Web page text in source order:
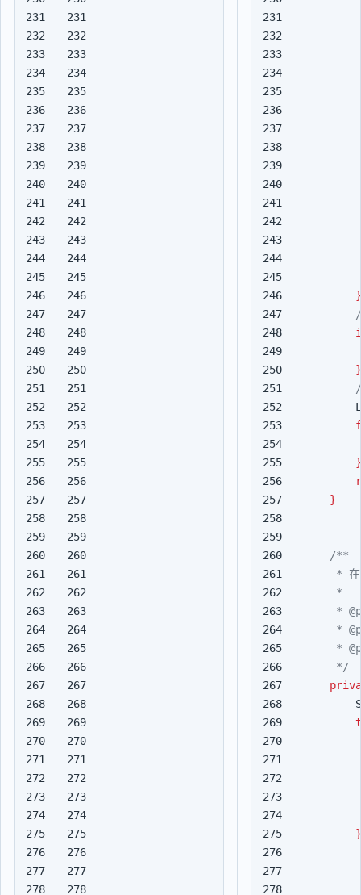
231
232
233
234
235
236
237
238
239
240
241
242
243
244
245
246
247
248
249
250
251
252
253
254
255
256
257
258
259
260
261
262
263
264
265
266
267
268
269
270
271
272
273
274
275
276
277
278
233
234
235
236
237
238
239
240
243
244
245
246
247
248
249
250
253
254
255
256
257
258
259
260
263
264
265
266
267
268
269
270
273
274
275
276
277
278
231
232
233
234
235
236
237
238
239
240
241
242
243
244
245
246
247
248
249
250
251
252
253
254
255
256
257
258
259
260
261
262
263
264
265
266
267
268
269
270
271
272
273
274
275
276
277
278
}
}
}
}
     */
}